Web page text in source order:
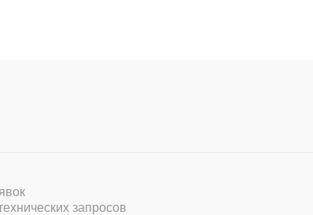
запросов